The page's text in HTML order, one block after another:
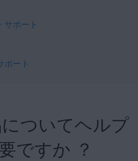
サポート
ポート
ついてヘルプ
ですか ？